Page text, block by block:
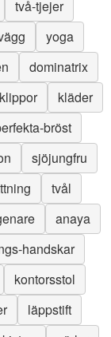
två-tjejer
yoga
dominatrix
klippor
kläder
bröst
sjöjungfru
tvål
anaya
handskar
kontorsstol
läppstift